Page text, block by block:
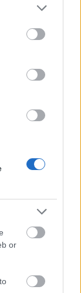
more Google
may click to
tags to
below Google
or